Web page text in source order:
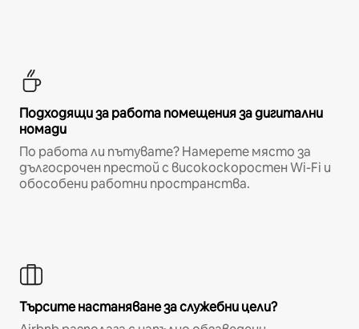
Подходящи за работа помещения за дигитални
номади
По работа ли пътувате? Намерете място за
дългосрочен престой с високоскоростен Wi-Fi и
обособени работни пространства.
Търсите настаняване за служебни цели?